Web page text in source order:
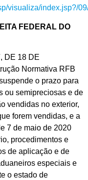
visualiza/index.jsp?/
FEDERAL DO
DE 18 DE
Normativa RFB
o prazo para
ou semipreciosas e de
vendidas no exterior,
forem vendidas, e a
7 de maio de 2020
procedimentos e
de aplicação e de
especiais e
o estado de